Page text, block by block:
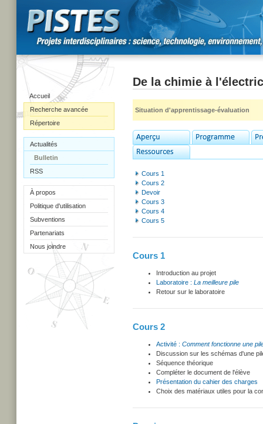
Accueil
Recherche avancée
Répertoire
Actualités
Bulletin
RSS
À propos
Politique d'utilisation
Subventions
Partenariats
Nous joindre
De la chimie à
Situation d'apprentissage-évaluation
Cours 1
Cours 2
Devoir
Cours 3
Cours 4
Cours 5
Cours 1
Introduction au projet
Laboratoire : La meilleure pile
Retour sur le laboratoire
Cours 2
Activité : Comment fonctionne une
Discussion sur les schémas d'une
Séquence théorique
Compléter le document de l'élève
Présentation du cahier des charges
Choix des matériaux utiles pour la